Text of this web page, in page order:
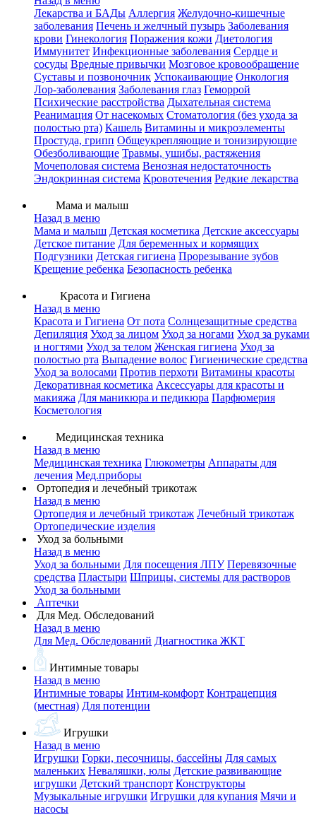
Лекарства и БАДы Аллергия Желудочно-кишечные
заболевания Печень и желчный пузырь Заболевания
крови Гинекология Поражения кожи Диетология
Иммунитет Инфекционные заболевания Сердце и
сосуды Вредные привычки Мозговое кровообращение
Суставы и позвоночник Успокаивающие Онкология
Лор-заболевания Заболевания глаз Геморрой
Психические расстройства Дыхательная система
Реанимация От насекомых Стоматология (без ухода за
полостью рта) Кашель Витамины и микроэлементы
Простуда, грипп Общеукрепляющие и тонизирующие
Обезболивающие Травмы, ушибы, растяжения
Мочеполовая система Венозная недостаточность
Эндокринная система Кровотечения Редкие лекарства
Мама и малыш
Назад в меню
Мама и малыш Детская косметика Детские аксессуары
Детское питание Для беременных и кормящих
Подгузники Детская гигиена Прорезывание зубов
Крещение ребенка Безопасность ребенка
Красота и Гигиена
Назад в меню
Красота и Гигиена От пота Солнцезащитные средства
Депиляция Уход за лицом Уход за ногами Уход за руками
и ногтями Уход за телом Женская гигиена Уход за
полостью рта Выпадение волос Гигиенические средства
Уход за волосами Против перхоти Витамины красоты
Декоративная косметика Аксессуары для красоты и
макияжа Для маникюра и педикюра Парфюмерия
Косметология
Медицинская техника
Назад в меню
Медицинская техника Глюкометры Аппараты для
лечения Мед.приборы
Ортопедия и лечебный трикотаж
Назад в меню
Ортопедия и лечебный трикотаж Лечебный трикотаж
Ортопедические изделия
Уход за больными
Назад в меню
Уход за больными Для посещения ЛПУ Перевязочные
средства Пластыри Шприцы, системы для растворов
Уход за больными
Аптечки
Для Мед. Обследований
Назад в меню
Для Мед. Обследований Диагностика ЖКТ
Интимные товары
Назад в меню
Интимные товары Интим-комфорт Контрацепция
(местная) Для потенции
Игрушки
Назад в меню
Игрушки Горки, песочницы, бассейны Для самых
маленьких Неваляшки, юлы Детские развивающие
игрушки Детский транспорт Конструкторы
Музыкальные игрушки Игрушки для купания Мячи и
насосы